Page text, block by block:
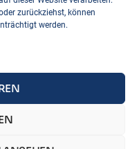
zurückziehst, können
werden.